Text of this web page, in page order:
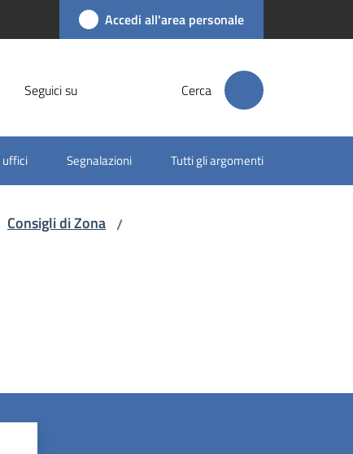
Accedi all'area personale
Seguici su Cerca
uffici Segnalazioni Tutti gli argomenti
Consigli di Zona /